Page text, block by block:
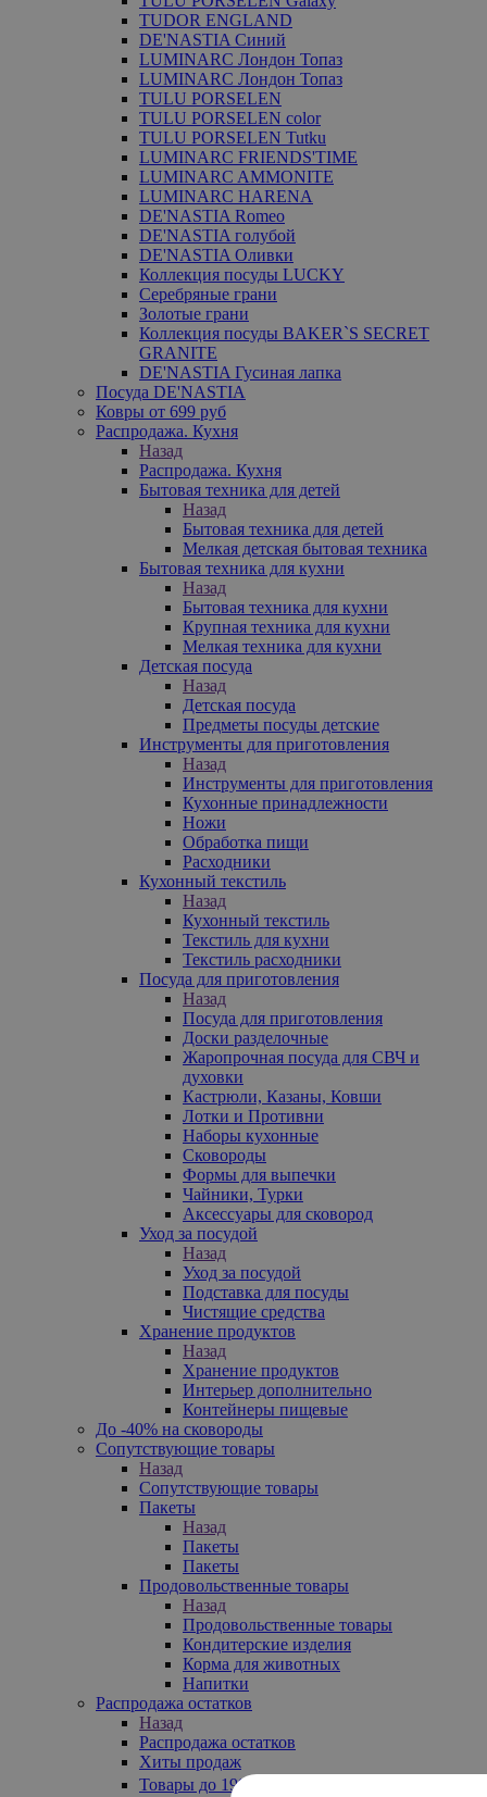
TUDOR ENGLAND
DE'NASTIA Синий
LUMINARC Лондон Топаз
LUMINARC Лондон Топаз
TULU PORSELEN
TULU PORSELEN color
TULU PORSELEN Tutku
LUMINARC FRIENDS'TIME
LUMINARC AMMONITE
LUMINARC HARENA
DE'NASTIA Romeo
DE'NASTIA голубой
DE'NASTIA Оливки
Коллекция посуды LUCKY
Серебряные грани
Золотые грани
Коллекция посуды BAKER`S SECRET
GRANITE
DE'NASTIA Гусиная лапка
Посуда DE'NASTIA
Ковры от 699 руб
Распродажа. Кухня
Назад
Распродажа. Кухня
Бытовая техника для детей
Назад
Бытовая техника для детей
Мелкая детская бытовая техника
Бытовая техника для кухни
Назад
Бытовая техника для кухни
Крупная техника для кухни
Мелкая техника для кухни
Детская посуда
Назад
Детская посуда
Предметы посуды детские
Инструменты для приготовления
Назад
Инструменты для приготовления
Кухонные принадлежности
Ножи
Обработка пищи
Расходники
Кухонный текстиль
Назад
Кухонный текстиль
Текстиль для кухни
Текстиль расходники
Посуда для приготовления
Назад
Посуда для приготовления
Доски разделочные
Жаропрочная посуда для СВЧ и
духовки
Кастрюли, Казаны, Ковши
Лотки и Противни
Наборы кухонные
Сковороды
Формы для выпечки
Чайники, Турки
Аксессуары для сковород
Уход за посудой
Назад
Уход за посудой
Подставка для посуды
Чистящие средства
Хранение продуктов
Назад
Хранение продуктов
Интерьер дополнительно
Контейнеры пищевые
До -40% на сковороды
Сопутствующие товары
Назад
Сопутствующие товары
Пакеты
Назад
Пакеты
Пакеты
Продовольственные товары
Назад
Продовольственные товары
Кондитерские изделия
Корма для животных
Напитки
Распродажа остатков
Назад
Распродажа остатков
Хиты продаж
Товары до 199₽